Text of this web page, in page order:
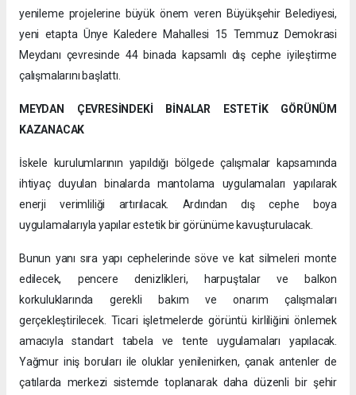
yenileme projelerine büyük önem veren Büyükşehir Belediyesi,
yeni etapta Ünye Kaledere Mahallesi 15 Temmuz Demokrasi
Meydanı çevresinde 44 binada kapsamlı dış cephe iyileştirme
çalışmalarını başlattı.
MEYDAN ÇEVRESİNDEKİ BİNALAR ESTETİK GÖRÜNÜM
KAZANACAK
İskele kurulumlarının yapıldığı bölgede çalışmalar kapsamında
ihtiyaç duyulan binalarda mantolama uygulamaları yapılarak
enerji verimliliği artırılacak. Ardından dış cephe boya
uygulamalarıyla yapılar estetik bir görünüme kavuşturulacak.
Bunun yanı sıra yapı cephelerinde söve ve kat silmeleri monte
edilecek, pencere denizlikleri, harpuştalar ve balkon
korkuluklarında gerekli bakım ve onarım çalışmaları
gerçekleştirilecek. Ticari işletmelerde görüntü kirliliğini önlemek
amacıyla standart tabela ve tente uygulamaları yapılacak.
Yağmur iniş boruları ile oluklar yenilenirken, çanak antenler de
çatılarda merkezi sistemde toplanarak daha düzenli bir şehir